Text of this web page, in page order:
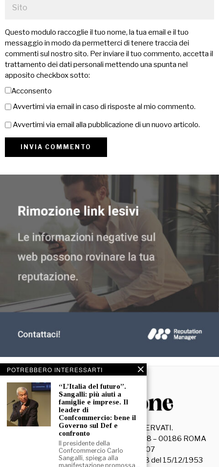
Questo modulo raccoglie il tuo nome, la tua email e il tuo
messaggio in modo da permetterci di tenere traccia dei
commenti sul nostro sito. Per inviare il tuo commento, accetta il
trattamento dei dati personali mettendo una spunta nel
apposito checkbox sotto:
Acconsento
Avvertimi via email in caso di risposte al mio commento.
Avvertimi via email alla pubblicazione di un nuovo articolo.
© 2026- TUTTI I DIRITTI RISERVATI.
La Discussione S.r.l. – Piazza Capranica, 78 – 00186 ROMA
C.F. e P. IVA 15045971007
Registrazione Tribunale di Roma n. 3628 del 15/12/1953
POTREBBERO INTERESSARTI
“L’Italia del futuro”.
Sangalli: più aiuti a
famiglie e imprese. Il
leader di
Confcommercio: bene il
Governo sul Def e
confronto
Il presidente della
Confcommercio Carlo
Sangalli, spiega alla
manifestazione promossa…